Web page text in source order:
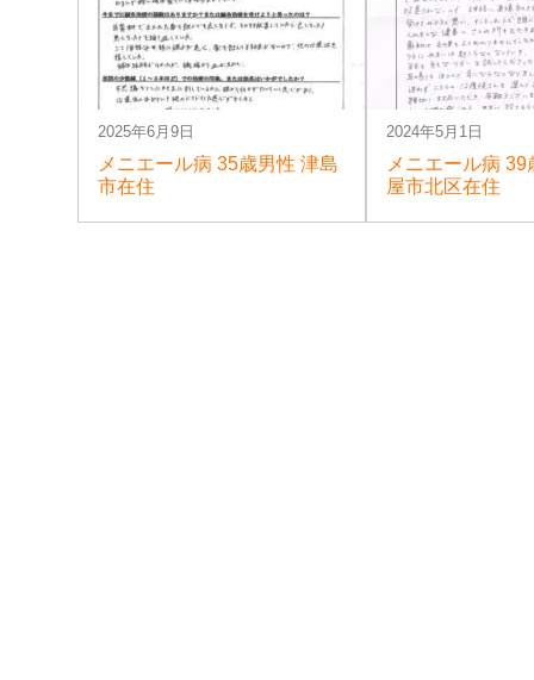
2025年6月9日
メニエール病 35歳男性 津島
市在住
2024年5月1日
メニエール病 39
屋市北区在住